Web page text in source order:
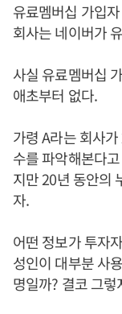
유료멤버십 가입
회사는 네이버가
사실 유료멤버십
애초부터 없다.
가령 A라는 회사
수를 파악해본다
지만 20년 동안의
자.
어떤 정보가 투자
성인이 대부분 사
명일까? 결코 그